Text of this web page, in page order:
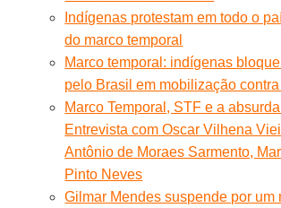
Indígenas protestam em todo o
do marco temporal
Marco temporal: indígenas
pelo Brasil em mobilização
Marco Temporal, STF e a
Entrevista com Oscar Vilhena
Antônio de Moraes Sarmento,
Pinto Neves
Gilmar Mendes suspende por um